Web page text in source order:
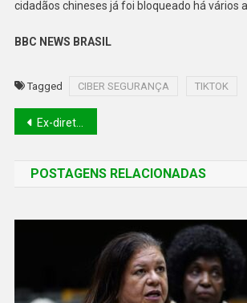
cidadãos chineses já foi bloqueado há vários
BBC NEWS BRASIL
Tagged CIBER SEGURANÇA TIKTOK
Ex-diretor financeiro da SECULT, Hallysson Carvalho Silva terá que devolver R$ 369 mil ao erário
POSTAGENS RELACIONADAS